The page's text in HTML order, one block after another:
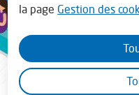
la page Gestion des
En juillet - août la